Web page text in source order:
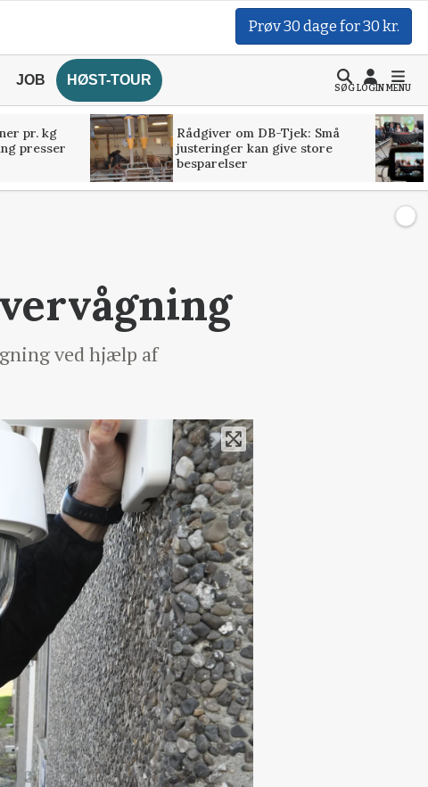
Prøv 30 dage for 30 kr.
JOB HØST-TOUR
SØGLOGINMENU
pr. kg
presser
Rådgiver om DB-Tjek: Små
justeringer kan give store
besparelser
ved hjælp af